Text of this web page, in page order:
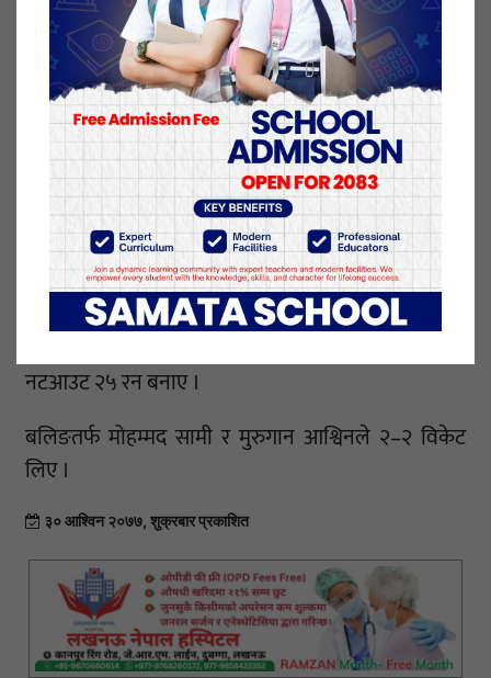
ओभरको अन्तिम बलमा निकोलस पुरनले छक्का प्रहार गर्दै
पन्जाबलाई जित दिलाए र हिरो सावित भए ।
बैंग्लोरका मोहम्मद सिराज महँगा बलर बने । उनले ३ ओभरमा
४४ रन खर्चिए तर एउटा पनि विकेट झार्न सकेनन् ।
यसअघि शारजहाँ क्रिकेट स्टेडियममा टस जितेर पहिले ब्याटिङ
गरेको बैंग्लोरले निर्धारित २० ओभरमा ६ विकेट गुमाउँदै १७१
रन बनाएको थियो । कप्तान बिराट कोहली बैंग्लोरका टप
स्कोरर रहे । उनले ३९ बलमा ४८ रन बनाए ।
नटआउट २५ रन बनाए ।
बलिङतर्फ मोहम्मद सामी र मुरुगान आश्विनले २–२ विकेट
लिए ।
३० आश्विन २०७७, शुक्रबार प्रकाशित